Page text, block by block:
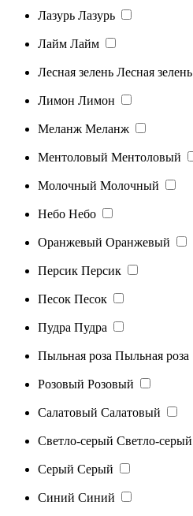
Лазурь Лазурь
Лайм Лайм
Лесная зелень Лесная зелень
Лимон Лимон
Меланж Меланж
Ментоловый Ментоловый
Молочный Молочный
Небо Небо
Оранжевый Оранжевый
Персик Персик
Песок Песок
Пудра Пудра
Пыльная роза Пыльная роза
Розовый Розовый
Салатовый Салатовый
Светло-серый Светло-серый
Серый Серый
Синий Синий